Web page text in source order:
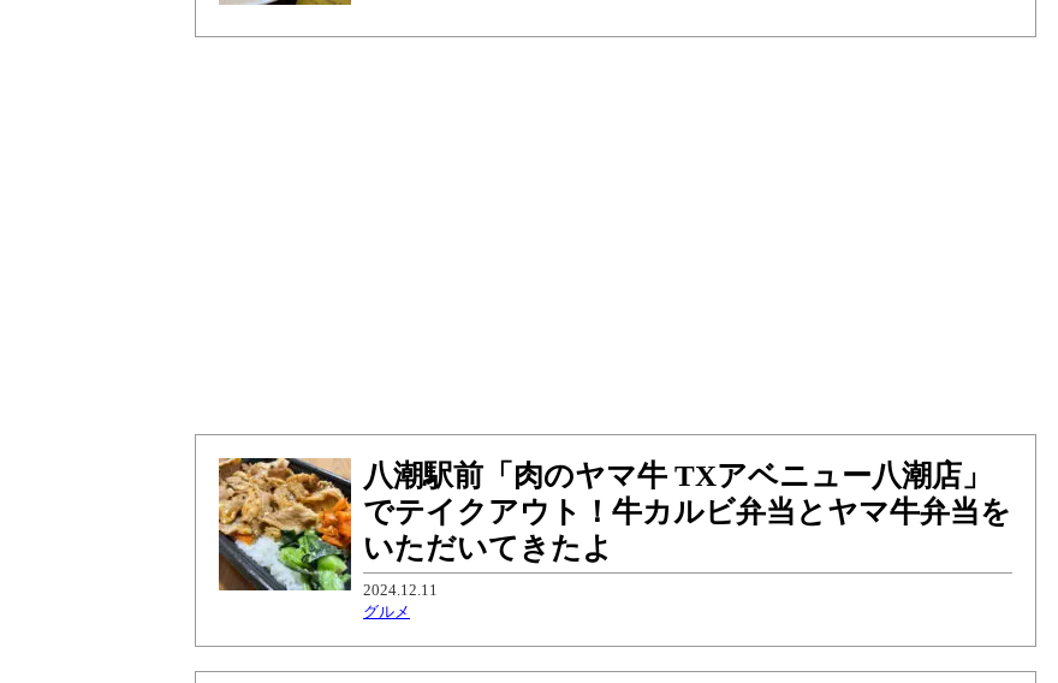
八潮駅前「肉のヤマ牛 TXアベニュー八潮店」
でテイクアウト！牛カルビ弁当とヤマ牛弁当を
いただいてきたよ
2024.12.11
グルメ